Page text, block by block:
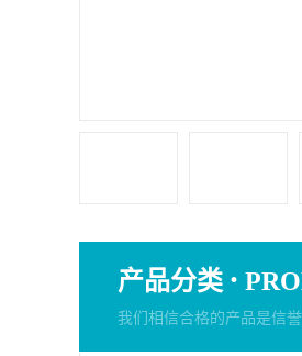
产品分类 ·
我们相信合格的产品是信誉